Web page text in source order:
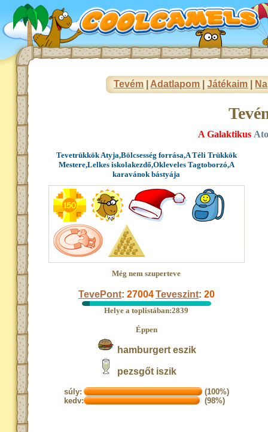
Tevém Adatlapom |Játékaim
A Galaktikus
Tevetrükkök Atyja,Bölcsesség forrása,A Téli Trükkök
Mestere,Lelkes iskolakezdő,Okleveles Tagtoborzó,A
karavánok bástyája
Még nem szuperteve
TevePont: 27004Teveszint: 20
Helye a toplistában:2839
Éppen
hamburgert eszik
pezsgőt iszik
súly:
(100%)
kedv:
(98%)